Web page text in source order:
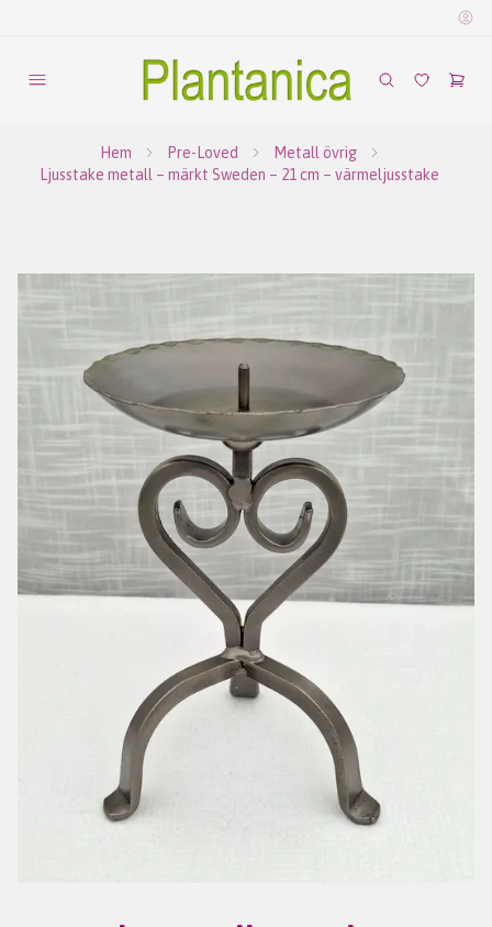
Hem Pre-Loved
Metall övrig
Ljusstake metall – märkt Sweden – 21 cm – värmeljusstake